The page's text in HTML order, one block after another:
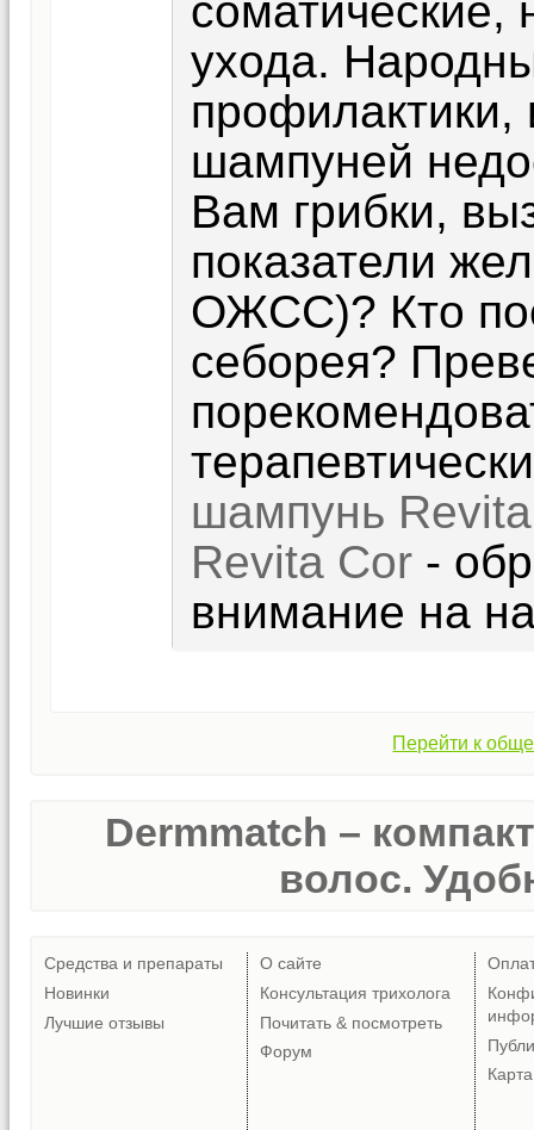
соматические,
ухода.
шампуней
Вам грибки,
показатели
ОЖСС)? Кто
себорея?
шампунь Revita
Revita Cor -
внимание на
Перейти к
Dermmatch –
волос.
Средства и препараты
Новинки
Лучшие отзывы
О сайте
Консультация трихолога
Почитать & посмотреть
Форум